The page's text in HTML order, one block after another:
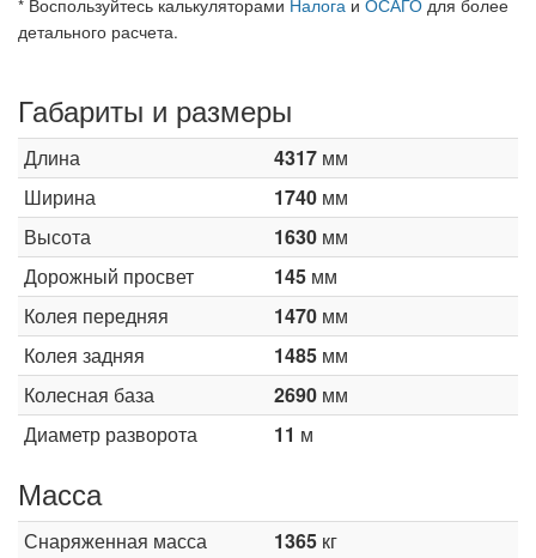
* Воспользуйтесь калькуляторами Налога и ОСАГО для более
детального расчета.
Габариты и размеры
Длина 4317 мм
Ширина
1740 мм
Высота
1630 мм
Дорожный просвет
145 мм
Колея передняя
1470 мм
Колея задняя
1485 мм
Колесная база
2690 мм
Диаметр разворота
11 м
Масса
Снаряженная масса 1365 кг